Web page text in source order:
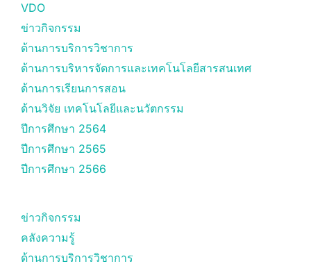
VDO
ข่าวกิจกรรม
ด้านการบริการวิชาการ
ด้านการบริหารจัดการและเทคโนโลยีสารสนเทศ
ด้านการเรียนการสอน
ด้านวิจัย เทคโนโลยีและนวัตกรรม
ปีการศึกษา 2564
ปีการศึกษา 2565
ปีการศึกษา 2566
ข่าวกิจกรรม
คลังความรู้
ด้านการบริการวิชาการ